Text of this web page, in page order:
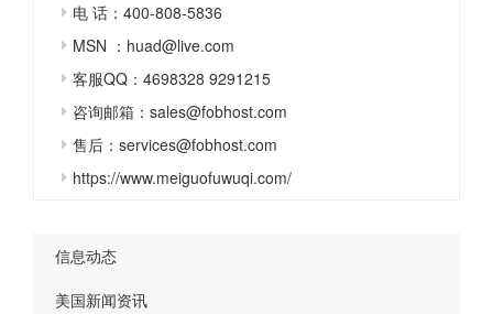
电 话：400-808-5836
MSN ：huad@live.com
客服QQ：4698328 9291215
咨询邮箱：sales@fobhost.com
售后：services@fobhost.com
https://www.meiguofuwuqi.com/
信息动态
美国新闻资讯